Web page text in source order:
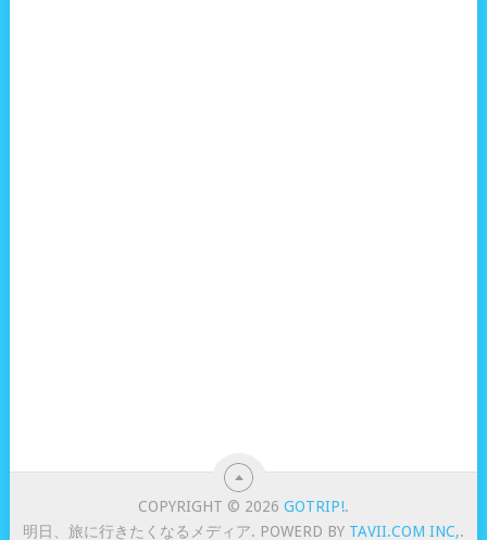
COPYRIGHT © 2026GOTRIP!.
明日、旅に行きたくなるメディア. POWERD BY TAVII.COM INC,.